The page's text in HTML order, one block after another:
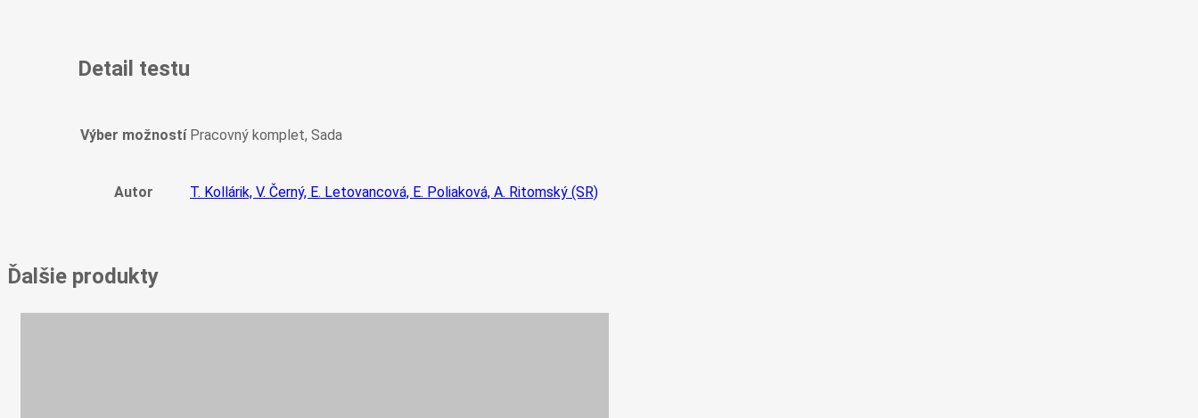
Detail testu
Výber možností Pracovný komplet, Sada
Autor T. Kollárik, V. Černý, E. Letovancová, E. Poliaková, A. Ritomský (SR)
Ďalšie produkty